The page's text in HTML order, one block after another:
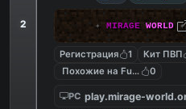
2 ✦ MIRAGE WORLD
Регистрация 1 Кит ПВП
Похожие на FunTime
0
PC play.mirage-